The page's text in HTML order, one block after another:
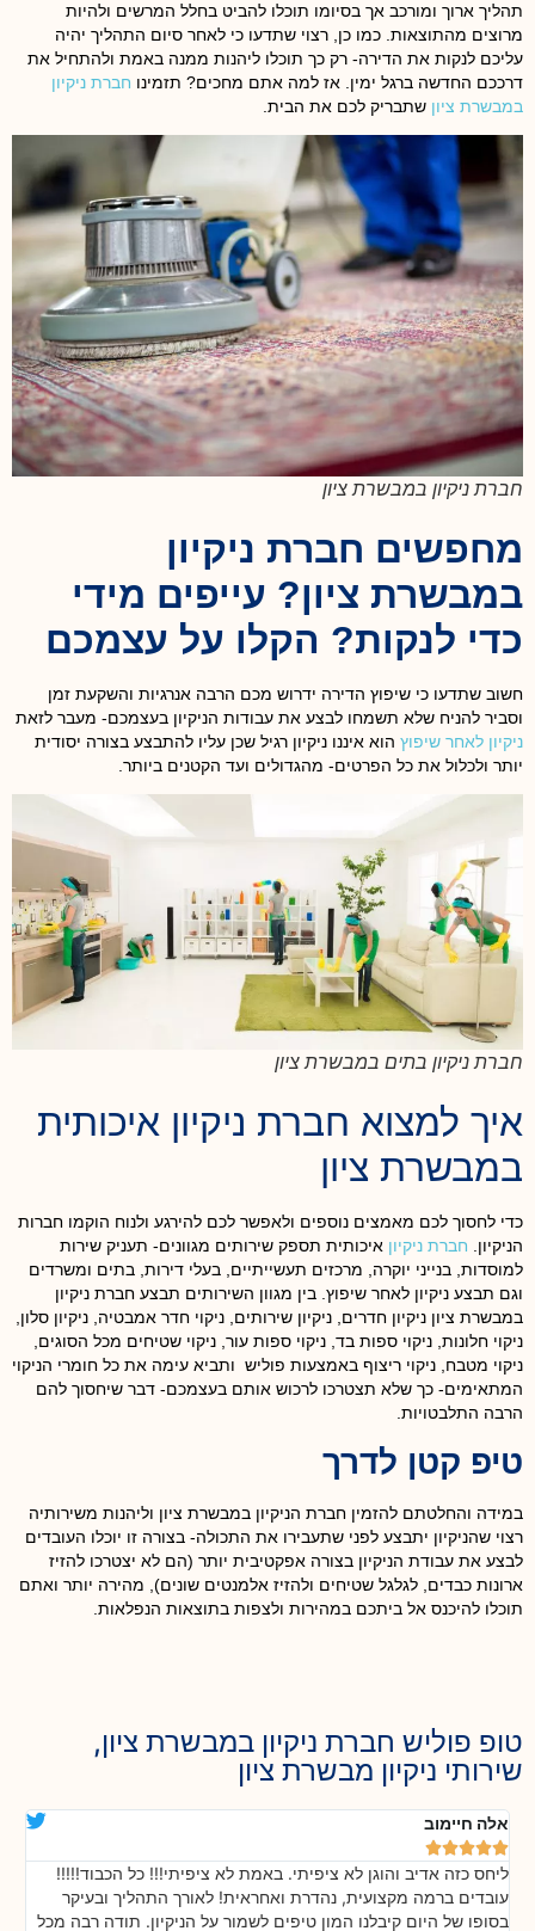
תהליך ארוך ומורכב אך בסיומו תוכלו להביט בחלל המרשים ולהיות
מרוצים מהתוצאות. כמו כן, רצוי שתדעו כי לאחר סיום התהליך יהיה
עליכם לנקות את הדירה- רק כך תוכלו ליהנות ממנה באמת ולהתחיל את
דרככם החדשה ברגל ימין. אז למה אתם מחכים? תזמינו חברת ניקיון
במבשרת ציון שתבריק לכם את הבית.
חברת ניקיון במבשרת ציון
מחפשים חברת ניקיון
במבשרת ציון? עייפים מידי
כדי לנקות? הקלו על עצמכם
חשוב שתדעו כי שיפוץ הדירה ידרוש מכם הרבה אנרגיות והשקעת זמן
וסביר להניח שלא תשמחו לבצע את עבודות הניקיון בעצמכם- מעבר לזאת
ניקיון לאחר שיפוץ הוא איננו ניקיון רגיל שכן עליו להתבצע בצורה יסודית
יותר ולכלול את כל הפרטים- מהגדולים ועד הקטנים ביותר.
חברת ניקיון בתים במבשרת ציון
איך למצוא חברת ניקיון איכותית
במבשרת ציון
כדי לחסוך לכם מאמצים נוספים ולאפשר לכם להירגע ולנוח הוקמו חברות
הניקיון. חברת ניקיון איכותית תספק שירותים מגוונים- תעניק שירות
למוסדות, בנייני יוקרה, מרכזים תעשייתיים, בעלי דירות, בתים ומשרדים
וגם תבצע ניקיון לאחר שיפוץ. בין מגוון השירותים תבצע חברת ניקיון
במבשרת ציון ניקיון חדרים, ניקיון שירותים, ניקוי חדר אמבטיה, ניקיון סלון,
ניקוי חלונות, ניקוי ספות בד, ניקוי ספות עור, ניקוי שטיחים מכל הסוגים,
ניקוי מטבח, ניקוי ריצוף באמצעות פוליש ותביא עימה את כל חומרי הניקוי
המתאימים- כך שלא תצטרכו לרכוש אותם בעצמכם- דבר שיחסוך להם
הרבה התלבטויות.
טיפ קטן לדרך
במידה והחלטתם להזמין חברת הניקיון במבשרת ציון וליהנות משירותיה
רצוי שהניקיון יתבצע לפני שתעבירו את התכולה- בצורה זו יוכלו העובדים
לבצע את עבודת הניקיון בצורה אפקטיבית יותר (הם לא יצטרכו להזיז
ארונות כבדים, לגלגל שטיחים ולהזיז אלמנטים שונים), מהירה יותר ואתם
תוכלו להיכנס אל ביתכם במהירות ולצפות בתוצאות הנפלאות.
טופ פוליש חברת ניקיון במבשרת ציון,
שירותי ניקיון מבשרת ציון
אלה חיימוב





ליחס כזה אדיב והוגן לא ציפיתי. באמת לא ציפיתי!!! כל הכבוד!!!!!
עובדים ברמה מקצועית, נהדרת ואחראית! לאורך התהליך ובעיקר
בסופו של היום קיבלנו המון טיפים לשמור על הניקיון. תודה רבה מכל